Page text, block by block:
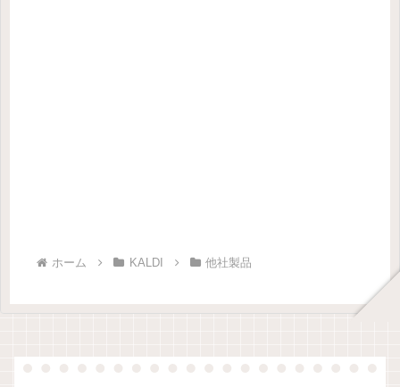
ホーム KALDI 他社製品